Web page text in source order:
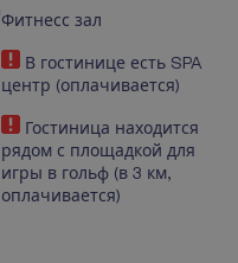
Фитнесс зал
В гостинице есть SPA
центр (оплачивается)
Гостиница находится
рядом с площадкой для
игры в гольф (в 3 км,
оплачивается)